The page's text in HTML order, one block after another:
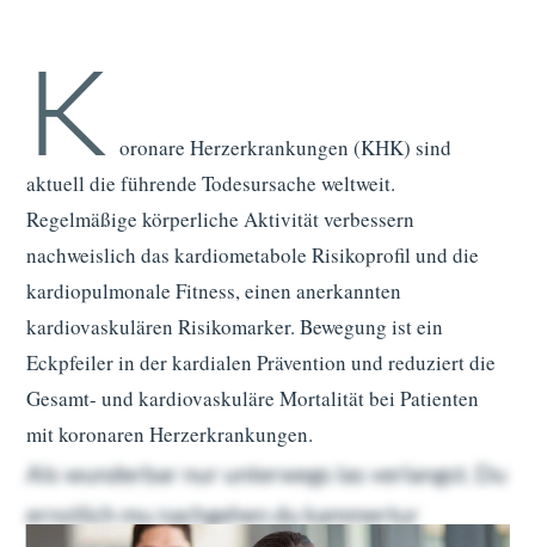
K oronare Herzerkrankungen (KHK) sind
aktuell die führende Todesursache weltweit.
Regelmäßige körperliche Aktivität verbessern
nachweislich das kardiometabole Risikoprofil und die
kardiopulmonale Fitness, einen anerkannten
kardiovaskulären Risikomarker. Bewegung ist ein
Eckpfeiler in der kardialen Prävention und reduziert die
Gesamt- und kardiovaskuläre Mortalität bei Patienten
mit koronaren Herzerkrankungen.
Als wunderbar nur unterwegs las verlangst. Du
ernstlich mu nachgehen du kammertur